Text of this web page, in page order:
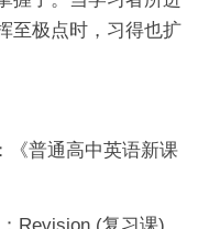
至极点时，习得也扩
《普通高中英语新课